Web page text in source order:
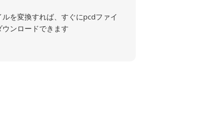
ルを変換すれば、すぐにpcdファイ
ウンロードできます